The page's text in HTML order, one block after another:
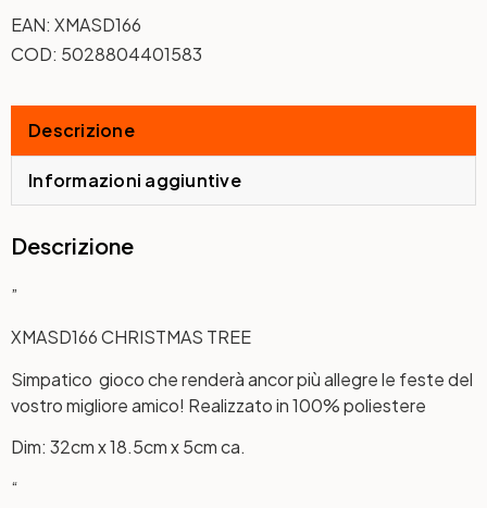
EAN: XMASD166
COD: 5028804401583
Descrizione
Informazioni aggiuntive
Descrizione
”
XMASD166 CHRISTMAS TREE
Simpatico gioco che renderà ancor più allegre le feste del
vostro migliore amico! Realizzato in 100% poliestere
Dim: 32cm x 18.5cm x 5cm ca.
“